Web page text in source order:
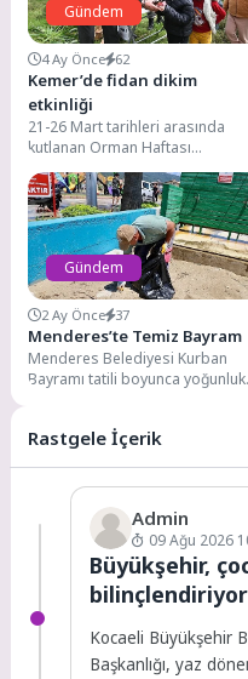
Gündem
4 Ay Önce 62
Kemer’de fidan dikim
etkinliği
21-26 Mart tarihleri arasında
kutlanan Orman Haftası
dolayısıyla Kemer’de fidan
etkinliği düzenlendi. D-400
karayolu üzerinde...
Gündem
2 Ay Önce 37
Menderes’te Temiz Bayram
Menderes Belediyesi Kurban
Bayramı tatili boyunca yoğunluk
Rastgele İçerik
Admin
09 Ağu 2026
Büyükşehir,
bilinçlendiriyor
Kocaeli Büyükşehir
Başkanlığı, yaz